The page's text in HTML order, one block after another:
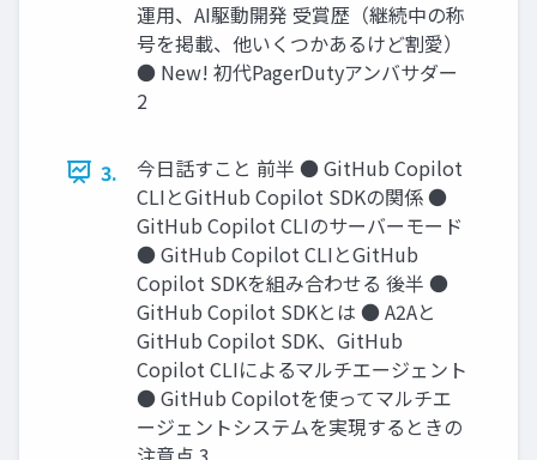
運用、AI駆動開発 受賞歴（継続中の称
号を掲載、他いくつかあるけど割愛）
● New! 初代PagerDutyアンバサダー
2
3.
今日話すこと 前半 ● GitHub Copilot
CLIとGitHub Copilot SDKの関係 ●
GitHub Copilot CLIのサーバーモード
● GitHub Copilot CLIとGitHub
Copilot SDKを組み合わせる 後半 ●
GitHub Copilot SDKとは ● A2Aと
GitHub Copilot SDK、GitHub
Copilot CLIによるマルチエージェント
● GitHub Copilotを使ってマルチエ
ージェントシステムを実現するときの